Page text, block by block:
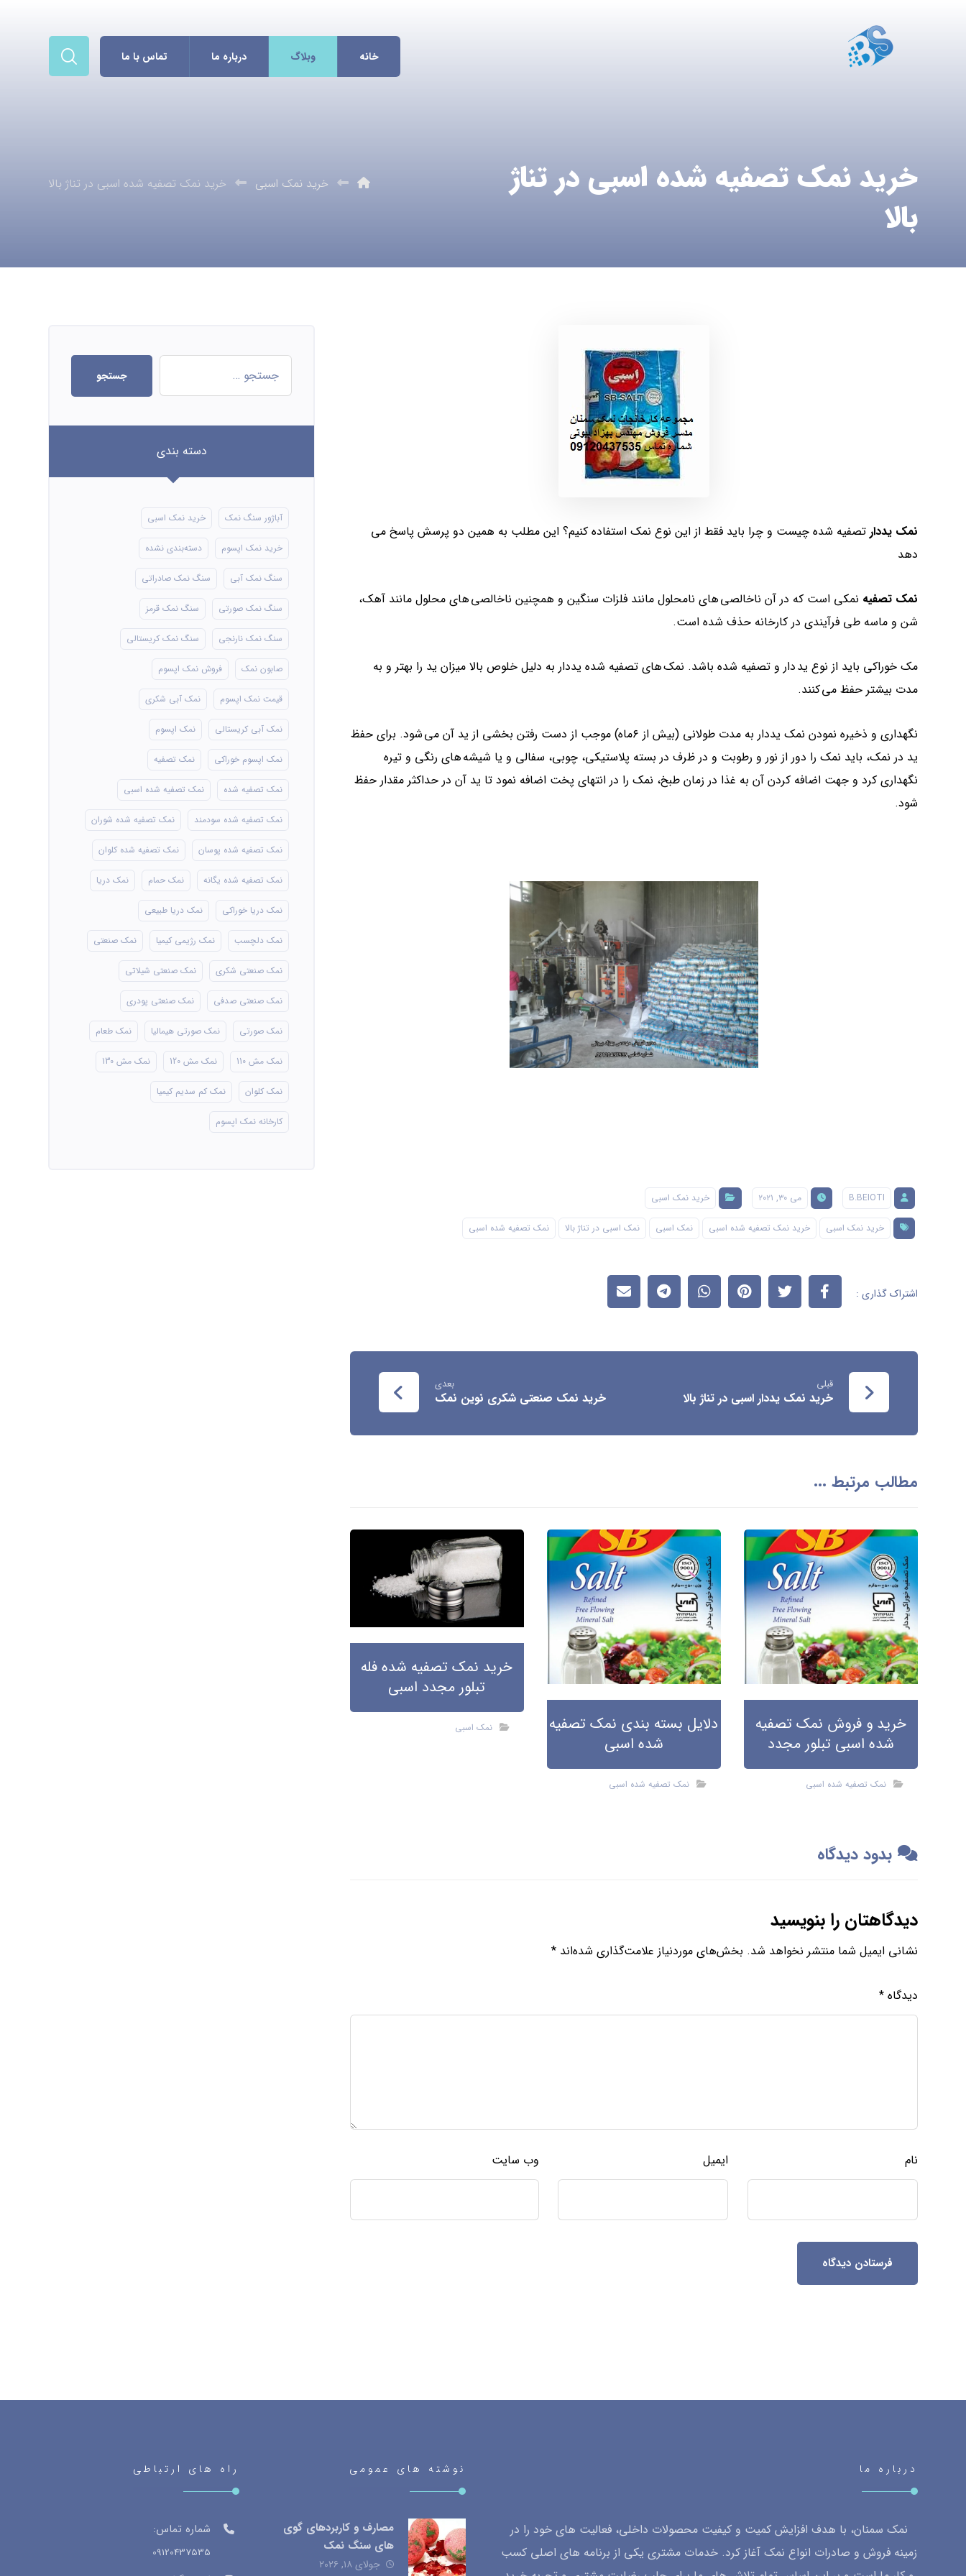
خانه وبلاگ درباره ما تماس با ما
خرید نمک تصفیه شده اسبی در تناژ
بالا
خرید نمک اسبی خرید نمک تصفیه شده اسبی در تناژ بالا
نمک یددار تصفیه شده چیست و چرا باید فقط از این نوع نمک استفاده کنیم؟ این مطلب به همین دو پرسش پاسخ می
دهد
نمک تصفیه نمکی است که در آن ناخالصی های نامحلول مانند فلزات سنگین و همچنین ناخالصی های محلول مانند آهک،
شن و ماسه طی فرآیندی در کارخانه حذف شده است.
مک خوراکی باید از نوع ید دار و تصفیه شده باشد. نمک های تصفیه شده یددار به دلیل خلوص بالا میزان ید را بهتر و به
مدت بیشتر حفظ می کنند.
نگهداری و ذخیره نمودن نمک یددار به مدت طولانی (بیش از ۶‌ماه) موجب از دست رفتن بخشی از ید آن می شود. برای حفظ
ید در نمک، باید نمک را دور از نور و رطوبت و در ظرف در بسته پلاستیکی، چوبی، سفالی و یا شیشه های رنگی و تیره
نگهداری کرد و جهت اضافه کردن آن به غذا در زمان طبخ، نمک را در انتهای پخت اضافه نمود تا ید آن در حداکثر مقدار حفظ
شود.
B.BEIOTI می ۳۰, ۲۰۲۱ خرید نمک اسبی
خرید نمک اسبی خرید نمک تصفیه شده اسبی نمک اسبی نمک اسبی در تناژ بالا نمک تصفیه شده اسبی
قبلی
خرید نمک یددار اسبی در تناژ بالا
بعدی
خرید نمک صنعتی شکری نوین نمک
مطالب مرتبط ...
خرید و فروش نمک تصفیه
شده اسبی تبلور مجدد
نمک تصفیه شده اسبی
دلایل بسته بندی نمک تصفیه
شده اسبی
نمک تصفیه شده اسبی
خرید نمک تصفیه شده فله
تبلور مجدد اسبی
نمک اسبی
بدود دیدگاه
دیدگاهتان را بنویسید
نشانی ایمیل شما منتشر نخواهد شد. بخش‌های موردنیاز علامت‌گذاری شده‌اند*
دیدگاه*
نام ایمیل وب‌ سایت
فرستادن دیدگاه
جستجو
دسته بندی
آباژور سنگ نمک خرید نمک اسبی
خرید نمک اپسوم دسته‌بندی نشده
سنگ نمک آبی سنگ نمک صادراتی
سنگ نمک صورتی سنگ نمک قرمز
سنگ نمک نارنجی سنگ نمک کریستالی
صابون نمک فروش نمک اپسوم
قیمت نمک اپسوم نمک آبی شکری
نمک آبی کریستالی نمک اپسوم
نمک اپسوم خوراکی نمک تصفیه
نمک تصفیه شده نمک تصفیه شده اسبی
نمک تصفیه شده سودمند نمک تصفیه شده شوران
نمک تصفیه شده پوسان نمک تصفیه شده کلوان
نمک تصفیه شده یگانه نمک حمام نمک دریا
نمک دریا خوراکی نمک دریا طبیعی
نمک دلچسب نمک رژیمی کیمیا نمک صنعتی
نمک صنعتی شکری نمک صنعتی شیلاتی
نمک صنعتی صدفی نمک صنعتی پودری
نمک صورتی نمک صورتی هیمالیا نمک طعام
نمک مش 110 نمک مش 120 نمک مش 130
نمک کلوان نمک کم سدیم کیمیا
کارخانه نمک اپسوم
درباره ما
نمک سمنان، با هدف افزایش کمیت و کیفیت محصولات داخلی، فعالیت های خود را در
زمینه فروش و صادرات انواع نمک آغاز کرد. خدمات مشتری یکی از برنامه های اصلی کسب
نوشته های عمومی
مصارف و کاربردهای گوی
های سنگ نمک
جولای ۱۸, ۲۰۲۶
راه های ارتباطی
شماره تماس:
09120437535